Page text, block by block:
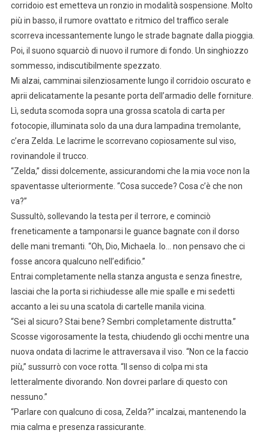
corridoio est emetteva un ronzio in modalità sospensione. Molto
più in basso, il rumore ovattato e ritmico del traffico serale
scorreva incessantemente lungo le strade bagnate dalla pioggia.
Poi, il suono squarciò di nuovo il rumore di fondo. Un singhiozzo
sommesso, indiscutibilmente spezzato.
Mi alzai, camminai silenziosamente lungo il corridoio oscurato e
aprii delicatamente la pesante porta dell’armadio delle forniture.
Lì, seduta scomoda sopra una grossa scatola di carta per
fotocopie, illuminata solo da una dura lampadina tremolante,
c’era Zelda. Le lacrime le scorrevano copiosamente sul viso,
rovinandole il trucco.
“Zelda,” dissi dolcemente, assicurandomi che la mia voce non la
spaventasse ulteriormente. “Cosa succede? Cosa c’è che non
va?”
Sussultò, sollevando la testa per il terrore, e cominciò
freneticamente a tamponarsi le guance bagnate con il dorso
delle mani tremanti. “Oh, Dio, Michaela. Io… non pensavo che ci
fosse ancora qualcuno nell’edificio.”
Entrai completamente nella stanza angusta e senza finestre,
lasciai che la porta si richiudesse alle mie spalle e mi sedetti
accanto a lei su una scatola di cartelle manila vicina.
“Sei al sicuro? Stai bene? Sembri completamente distrutta.”
Scosse vigorosamente la testa, chiudendo gli occhi mentre una
nuova ondata di lacrime le attraversava il viso. “Non ce la faccio
più,” sussurrò con voce rotta. “Il senso di colpa mi sta
letteralmente divorando. Non dovrei parlare di questo con
nessuno.”
“Parlare con qualcuno di cosa, Zelda?” incalzai, mantenendo la
mia calma e presenza rassicurante.